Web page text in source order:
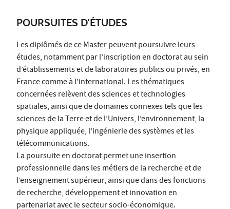
POURSUITES D'ÉTUDES
Les diplômés de ce Master peuvent poursuivre leurs
études, notamment par l’inscription en doctorat au sein
d’établissements et de laboratoires publics ou privés, en
France comme à l’international. Les thématiques
concernées relèvent des sciences et technologies
spatiales, ainsi que de domaines connexes tels que les
sciences de la Terre et de l’Univers, l’environnement, la
physique appliquée, l’ingénierie des systèmes et les
télécommunications.
La poursuite en doctorat permet une insertion
professionnelle dans les métiers de la recherche et de
l’enseignement supérieur, ainsi que dans des fonctions
de recherche, développement et innovation en
partenariat avec le secteur socio-économique.